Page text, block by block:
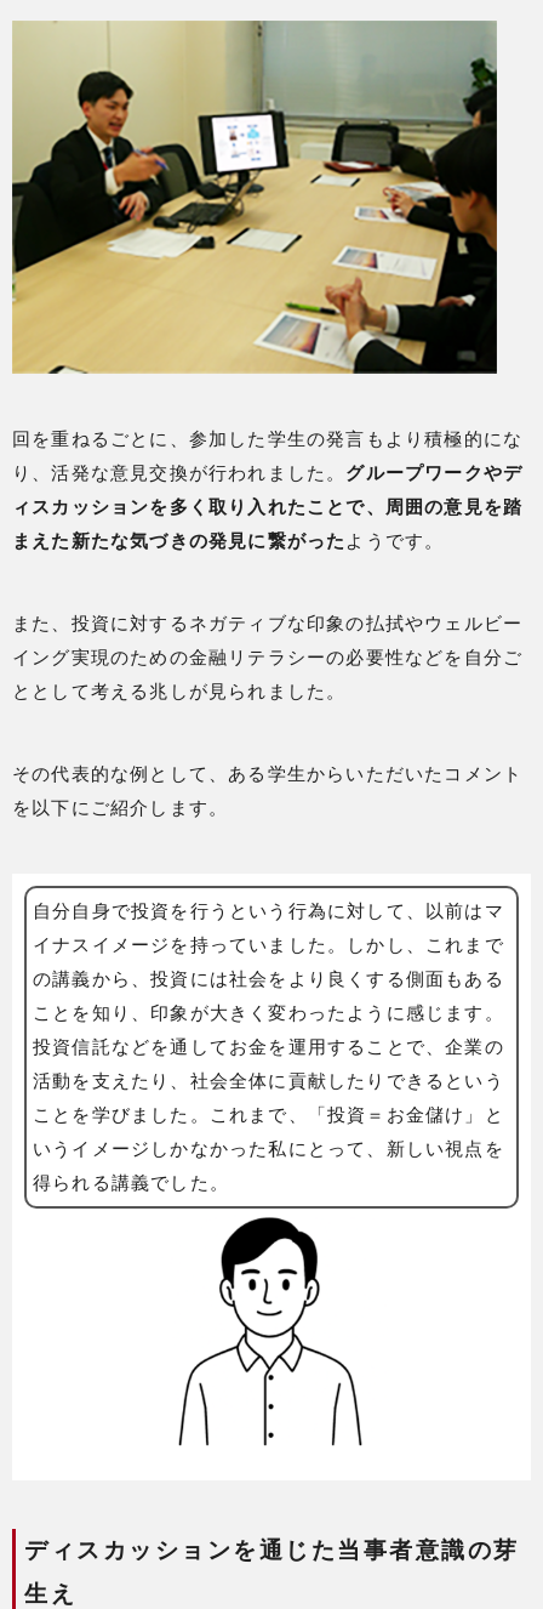
回を重ねるごとに、参加した学生の発言もより積極的にな
り、活発な意見交換が行われました。 グループワークやデ
ィスカッションを多く取り入れたことで、周囲の意見を踏
まえた新たな気づきの発見に繋がった ようです。
また、投資に対するネガティブな印象の払拭やウェルビー
イング実現のための金融リテラシーの必要性などを自分ご
ととして考える兆しが見られました。
その代表的な例として、ある学生からいただいたコメント
を以下にご紹介します。
自分自身で投資を行うという行為に対して、以前はマ
イナスイメージを持っていました。しかし、これまで
の講義から、投資には社会をより良くする側面もある
ことを知り、印象が大きく変わったように感じます。
投資信託などを通してお金を運用することで、企業の
活動を支えたり、社会全体に貢献したりできるという
ことを学びました。これまで、「投資＝お金儲け」と
いうイメージしかなかった私にとって、新しい視点を
得られる講義でした。
ディスカッションを通じた当事者意識の芽
生え